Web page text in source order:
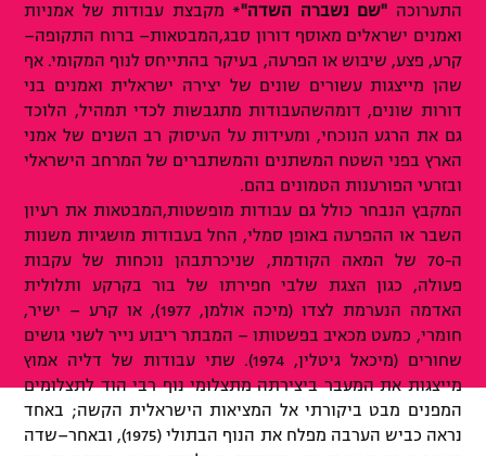
התערוכה "שם נשברה השדה"* מקבצת עבודות של אמניות
ואמנים ישראלים מאוסף דורון סבג,המבטאות– ברוח התקופה–
קרע, פצע, שיבוש או הפרעה, בעיקר בהתייחס לנוף המקומי. אף
שהן מייצגות עשורים שונים של יצירה ישראלית ואמנים בני
דורות שונים, דומהשהעבודות מתגבשות לכדי תמהיל, הלוכד
גם את הרגע הנוכחי, ומעידות על העיסוק רב השנים של אמני
הארץ בפני השטח המשתנים והמשתברים של המרחב הישראלי
ובזרעי הפורענות הטמונים בהם.
המקבץ הנבחר כולל גם עבודות מופשטות,המבטאות את רעיון
השבר או ההפרעה באופן סמלי, החל בעבודות מושגיות משנות
ה-70 של המאה הקודמת, שניכרתבהן נוכחות של עקבות
פעולה, כגון הצגת שלבי חפירתו של בור בקרקע ותלולית
האדמה הנערמת לצדו (מיכה אולמן, 1977), או קרע – ישיר,
חומרי, כמעט מכאיב בפשטותו – המבתר ריבוע נייר לשני גושים
שחורים (מיכאל גיטלין, 1974). שתי עבודות של דליה אמוץ
מייצגות את המעבר ביצירתה מתצלומי נוף רבי הוד לתצלומים
המפנים מבט ביקורתי אל המציאות הישראלית הקשה; באחד
נראה כביש הערבה מפלח את הנוף הבתולי (1975), ובאחר
–שדה